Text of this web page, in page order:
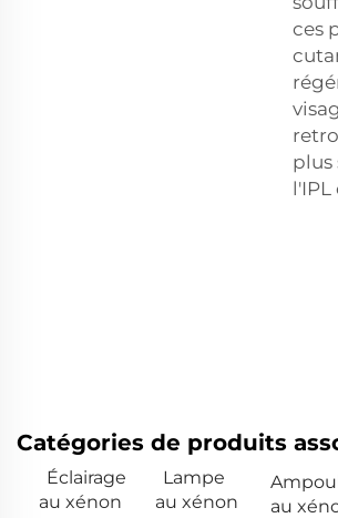
ces
plus
l'IPL
Catégories de produits
Éclairage
au xénon
Lampe
au xénon
au